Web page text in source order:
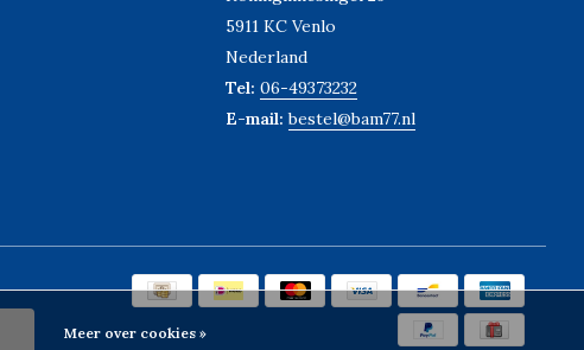
5911 KC Venlo
Nederland
Tel: 06-49373232
E-mail:bestel@bam77.nl
Meer over cookies »